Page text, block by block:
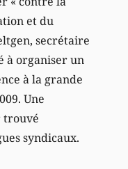
et du
secrétaire
à organiser un
à la grande
Une
trouvé
syndicaux.